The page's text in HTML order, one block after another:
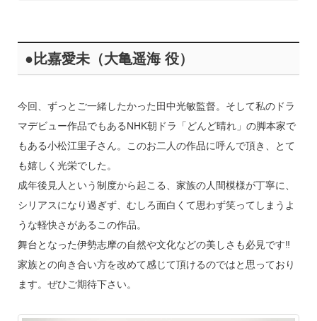
●比嘉愛未（大亀遥海 役）
今回、ずっとご一緒したかった田中光敏監督。そして私のドラ
マデビュー作品でもあるNHK朝ドラ「どんど晴れ」の脚本家で
もある小松江里子さん。このお二人の作品に呼んで頂き、とて
も嬉しく光栄でした。
成年後見人という制度から起こる、家族の人間模様が丁寧に、
シリアスになり過ぎず、むしろ面白くて思わず笑ってしまうよ
うな軽快さがあるこの作品。
舞台となった伊勢志摩の自然や文化などの美しさも必見です‼︎
家族との向き合い方を改めて感じて頂けるのではと思っており
ます。ぜひご期待下さい。